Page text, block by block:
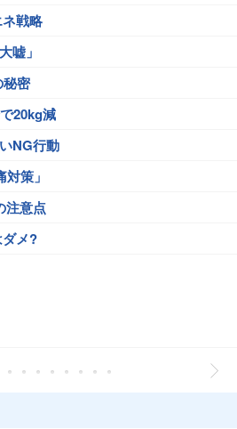
戦略
嘘」
秘密
20kg減
NG行動
策」
注意点
メ?